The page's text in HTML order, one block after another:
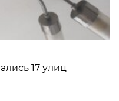
17 улиц